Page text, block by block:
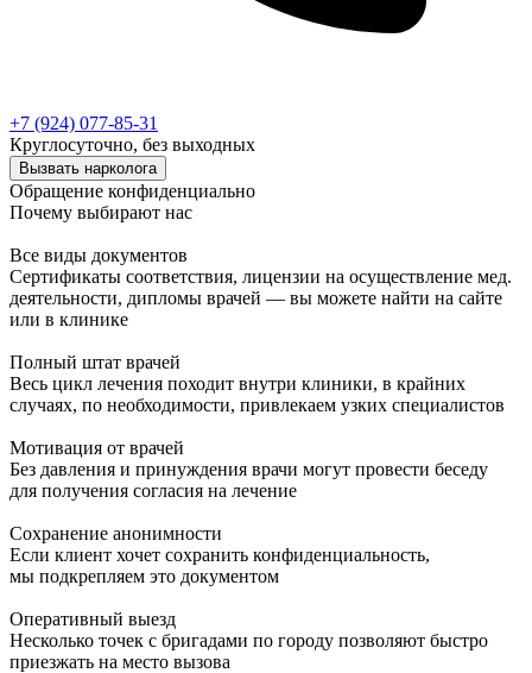
+7 (924) 077-85-31
Круглосуточно, без выходных
Вызвать нарколога
Обращение конфиденциально
Почему выбирают нас
Все виды документов
Сертификаты соответствия, лицензии на осуществление мед.
деятельности, дипломы врачей — вы можете найти на сайте
или в клинике
Полный штат врачей
Весь цикл лечения походит внутри клиники, в крайних
случаях, по необходимости, привлекаем узких специалистов
Мотивация от врачей
Без давления и принуждения врачи могут провести беседу
для получения согласия на лечение
Сохранение анонимности
Если клиент хочет сохранить конфиденциальность,
мы подкрепляем это документом
Оперативный выезд
Несколько точек с бригадами по городу позволяют быстро
приезжать на место вызова